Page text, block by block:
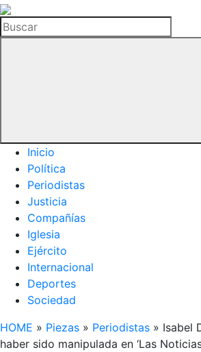
La
Hemeroteca
del
Buscar
Inicio
Política
Periodistas
Justicia
Compañías
Iglesia
Ejército
Internacional
Deportes
Sociedad
HOME » Piezas » Periodistas » Isabel
haber sido manipulada en ‘Las